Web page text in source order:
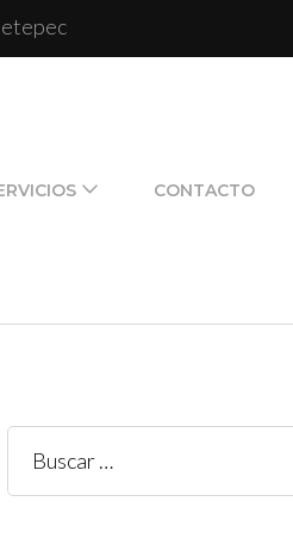
CONTACTO
Buscar: